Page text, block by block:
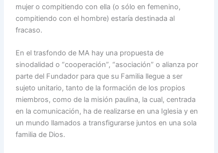
mujer o compitiendo con ella (o sólo en femenino,
compitiendo con el hombre) estaría destinada al
fracaso.
En el trasfondo de MA hay una propuesta de
sinodalidad o “cooperación”, “asociación” o alianza por
parte del Fundador para que su Familia llegue a ser
sujeto unitario, tanto de la formación de los propios
miembros, como de la misión paulina, la cual, centrada
en la comunicación, ha de realizarse en una Iglesia y en
un mundo llamados a transfigurarse juntos en una sola
familia de Dios.